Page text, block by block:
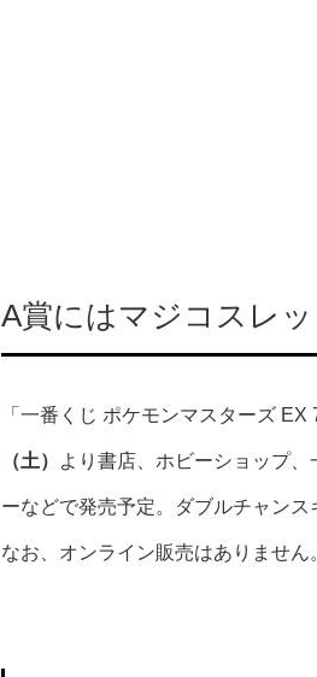
A賞にはマジコスレ
「一番くじ ポケモンマスターズ
（土） より書店、ホビーショップ
ーなどで発売予定。ダブルチャンス
なお、オンライン販売はありません